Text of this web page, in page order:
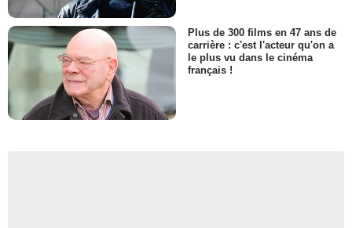
Plus de 300 films en 47 ans de
carrière : c'est l'acteur qu'on a
le plus vu dans le cinéma
français !